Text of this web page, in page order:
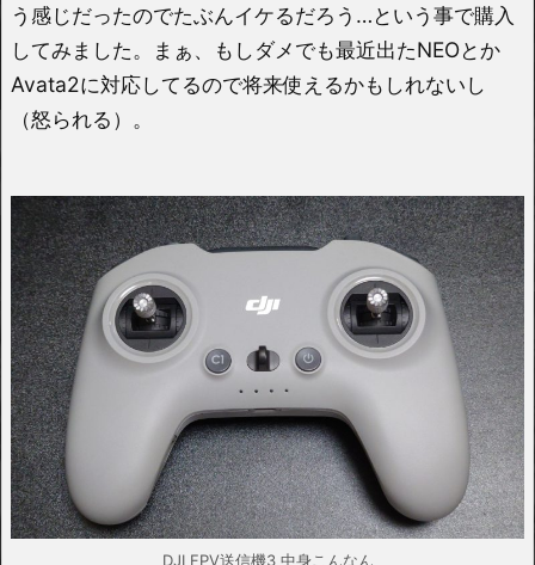
う感じだったのでたぶんイケるだろう…という事で購入
してみました。まぁ、もしダメでも最近出たNEOとか
Avata2に対応してるので将来使えるかもしれないし
（怒られる）。
DJI FPV送信機3 中身こんなん